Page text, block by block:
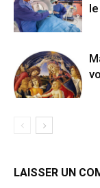
LAISSER UN